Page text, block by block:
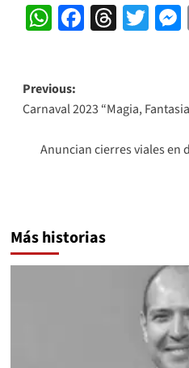
WhatsApp
Post
navigation
Previous:
Carnaval 2023 “Magia,
Anuncian cierres viales en
Más historias